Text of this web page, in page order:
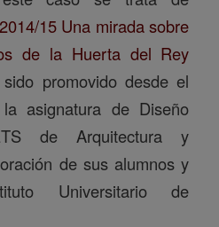
15 Una mirada sobre
de la Huerta del Rey
promovido desde el
asignatura de Diseño
de Arquitectura y
de sus alumnos y
Universitario de